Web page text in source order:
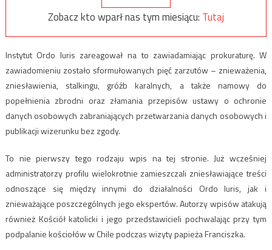
Zobacz kto wparł nas tym miesiącu: Tutaj
Instytut Ordo Iuris zareagował na to zawiadamiając prokuraturę. W
zawiadomieniu zostało sformułowanych pięć zarzutów – znieważenia,
zniesławienia, stalkingu, gróźb karalnych, a także namowy do
popełnienia zbrodni oraz złamania przepisów ustawy o ochronie
danych osobowych zabraniających przetwarzania danych osobowych i
publikacji wizerunku bez zgody.
To nie pierwszy tego rodzaju wpis na tej stronie. Już wcześniej
administratorzy profilu wielokrotnie zamieszczali zniesławiające treści
odnoszące się między innymi do działalności Ordo Iuris, jak i
znieważające poszczególnych jego ekspertów. Autorzy wpisów atakują
również Kościół katolicki i jego przedstawicieli pochwalając przy tym
podpalanie kościołów w Chile podczas wizyty papieża Franciszka.